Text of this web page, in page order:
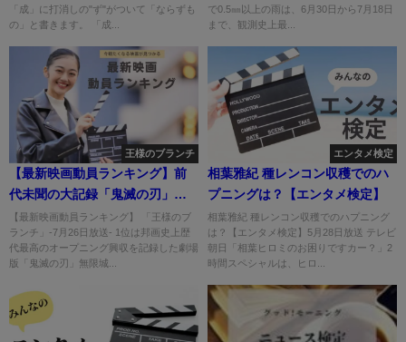
「成」に打消しの"ず"がついて「ならずも
の」と書きます。 「成...
で0.5㎜以上の雨は、6月30日から7月18日
まで、観測史上最...
王様のブランチ
【最新映画動員ランキング】前
代未聞の大記録「鬼滅の刃」ク
ライマックス
【最新映画動員ランキング】 「王様のブ
ランチ」-7月26日放送- 1位は邦画史上歴
代最高のオープニング興収を記録した劇場
版「鬼滅の刃」無限城...
エンタメ検定
相葉雅紀 種レンコン収穫でのハ
プニングは？【エンタメ検定】
相葉雅紀 種レンコン収穫でのハプニング
は？【エンタメ検定】5月28日放送 テレビ
朝日「相葉ヒロミのお困りですカー？」2
時間スペシャルは、ヒロ...